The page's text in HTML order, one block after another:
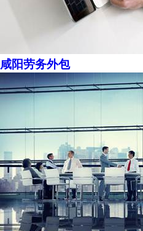
咸阳劳务外包